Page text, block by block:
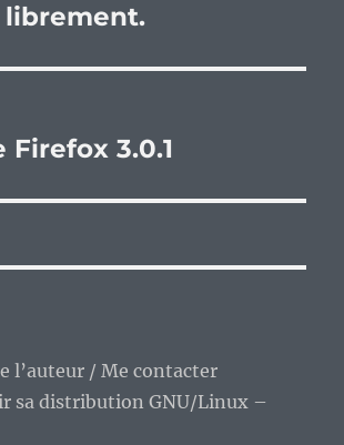
librement.
Firefox 3.0.1
l’auteur / Me contacter
sa distribution GNU/Linux –